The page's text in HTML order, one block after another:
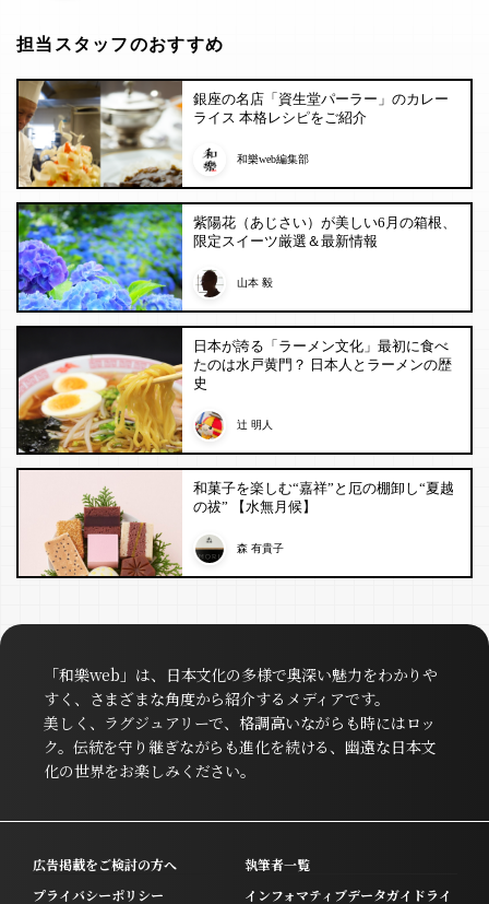
担当スタッフのおすすめ
銀座の名店「資生堂パーラー」のカレー
ライス 本格レシピをご紹介
和樂web編集部
紫陽花（あじさい）が美しい6月の箱根、
限定スイーツ厳選＆最新情報
山本 毅
日本が誇る「ラーメン文化」最初に食べ
たのは水戸黄門？ 日本人とラーメンの歴
史
辻 明人
和菓子を楽しむ“嘉祥”と厄の棚卸し“夏越
の祓” 【水無月候】
森 有貴子
「和樂web」は、日本文化の多様で奥深い魅力をわかりや
すく、さまざまな角度から紹介するメディアです。
美しく、ラグジュアリーで、格調高いながらも時にはロッ
ク。伝統を守り継ぎながらも進化を続ける、幽遠な日本文
化の世界をお楽しみください。
広告掲載をご検討の方へ
執筆者一覧
プライバシーポリシー
インフォマティブデータガイドライ